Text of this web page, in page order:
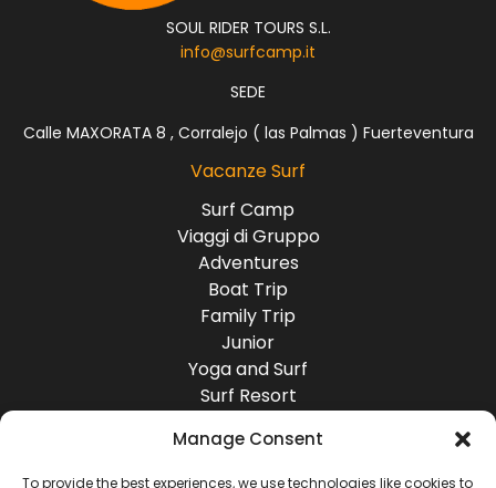
Manage Consent
To provide the best experiences, we use technologies like cookies to
SOUL RIDER TOURS S.L.
info@surfcamp.it
SEDE
Calle MAXORATA 8 , Corralejo ( las Palmas ) Fuerteventura
Vacanze Surf
Surf Camp
Viaggi di Gruppo
Adventures
Boat Trip
Family Trip
Junior
Yoga and Surf
Surf Resort
Destinazioni